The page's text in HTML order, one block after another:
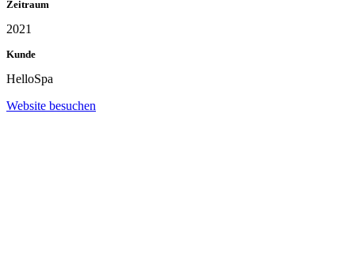
Zeitraum
2021
Kunde
HelloSpa
Website besuchen